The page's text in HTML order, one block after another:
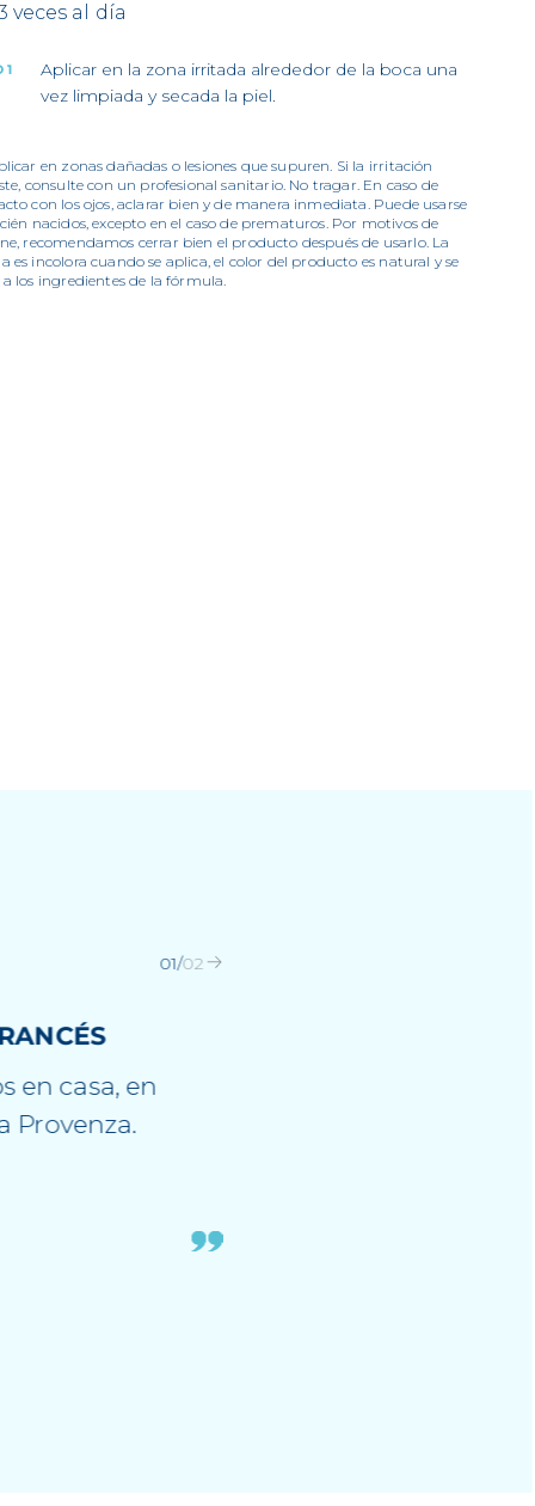
veces al día
1
Aplicar en la zona irritada alrededor de la boca una
vez limpiada y secada la piel.
en zonas dañadas o lesiones que supuren. Si la irritación
consulte con un profesional sanitario. No tragar. En caso de
con los ojos, aclarar bien y de manera inmediata. Puede usarse
nacidos, excepto en el caso de prematuros. Por motivos de
recomendamos cerrar bien el producto después de usarlo. La
es incolora cuando se aplica, el color del producto es natural y se
a los ingredientes de la fórmula.
ÚNICO PARA
DE FORMA
Mantiene la piel
01/02